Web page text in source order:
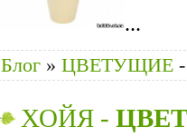
...
Блог » ЦВЕТУЩИЕ
ХОЙЯ -